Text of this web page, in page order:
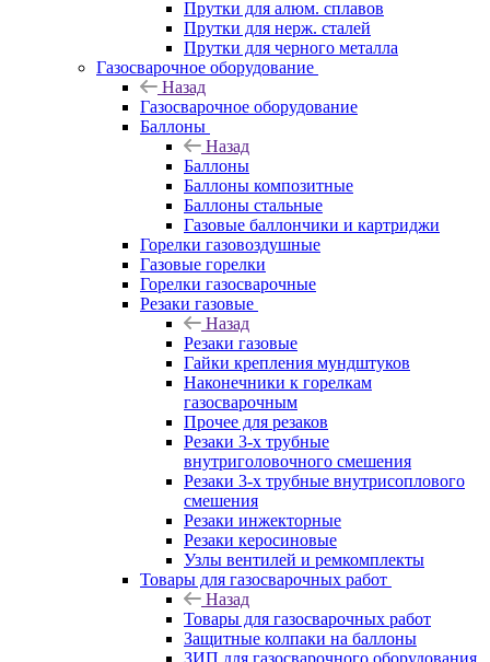
Прутки для алюм. сплавов
Прутки для нерж. сталей
Прутки для черного металла
Газосварочное оборудование
Назад
Газосварочное оборудование
Баллоны
Назад
Баллоны
Баллоны композитные
Баллоны стальные
Газовые баллончики и картриджи
Горелки газовоздушные
Газовые горелки
Горелки газосварочные
Резаки газовые
Назад
Резаки газовые
Гайки крепления мундштуков
Наконечники к горелкам
газосварочным
Прочее для резаков
Резаки 3-х трубные
внутриголовочного смешения
Резаки 3-х трубные внутрисоплового
смешения
Резаки инжекторные
Резаки керосиновые
Узлы вентилей и ремкомплекты
Товары для газосварочных работ
Назад
Товары для газосварочных работ
Защитные колпаки на баллоны
ЗИП для газосварочного оборудования